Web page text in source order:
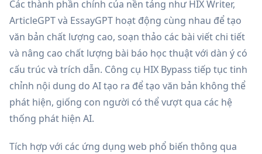
Các thành phần chính của nền tảng như HIX Writer,
ArticleGPT và EssayGPT hoạt động cùng nhau để tạo
văn bản chất lượng cao, soạn thảo các bài viết chi tiết
và nâng cao chất lượng bài báo học thuật với dàn ý có
cấu trúc và trích dẫn. Công cụ HIX Bypass tiếp tục tinh
chỉnh nội dung do AI tạo ra để tạo văn bản không thể
phát hiện, giống con người có thể vượt qua các hệ
thống phát hiện AI.
Tích hợp với các ứng dụng web phổ biến thông qua